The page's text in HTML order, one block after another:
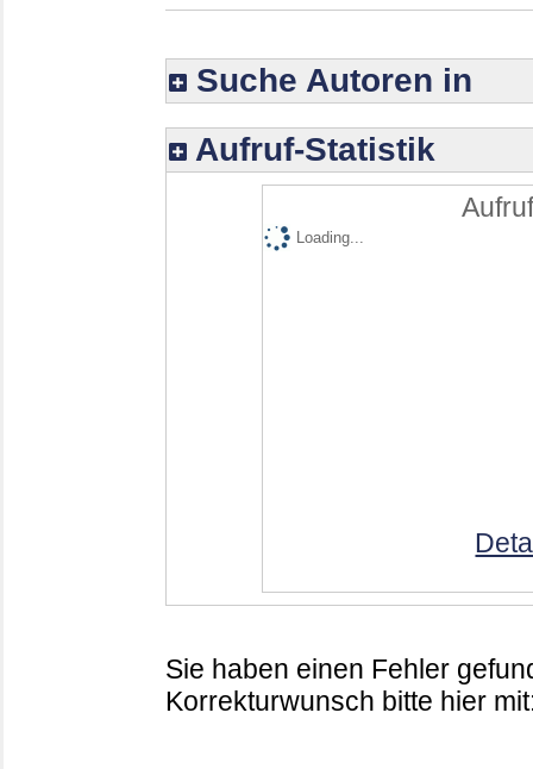
Suche Autoren in
Aufruf-Statistik
Loading...
Sie haben einen Fehler
Korrekturwunsch bitte hier